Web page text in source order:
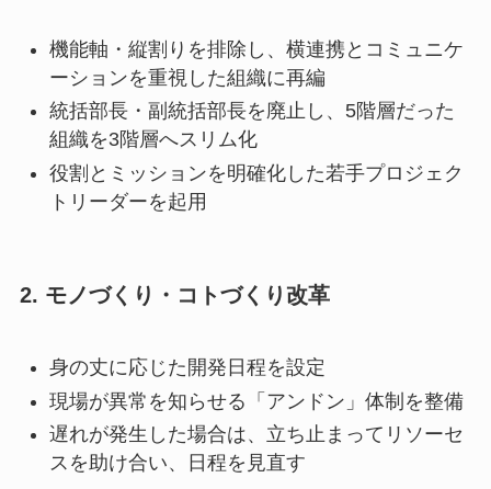
機能軸・縦割りを排除し、横連携とコミュニケ
ーションを重視した組織に再編
統括部長・副統括部長を廃止し、5階層だった
組織を3階層へスリム化
役割とミッションを明確化した若手プロジェク
トリーダーを起用
2. モノづくり・コトづくり改革
身の丈に応じた開発日程を設定
現場が異常を知らせる「アンドン」体制を整備
遅れが発生した場合は、立ち止まってリソーセ
スを助け合い、日程を見直す